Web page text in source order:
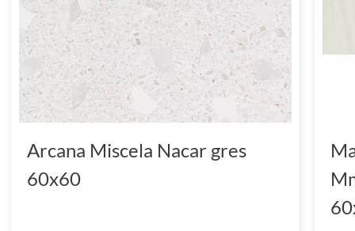
Arcana Miscela Nacar gres
60x60